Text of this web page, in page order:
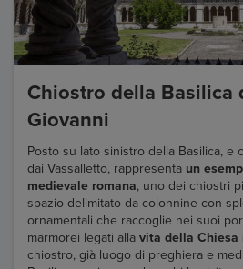
Chiostro della Basilica
Giovanni
Posto su lato sinistro della Basilica, e
dai Vassalletto, rappresenta un
medievale romana, uno dei chiostri
spazio delimitato da colonnine con
ornamentali che raccoglie nei suoi
marmorei legati alla vita della Chiesa
chiostro, già luogo di preghiera e